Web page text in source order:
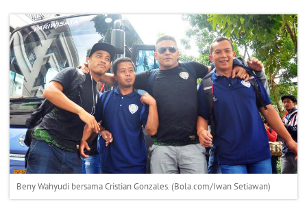
Beny Wahyudi bersama Cristian Gonzales. (Bola.com/Iwan Setiawan)